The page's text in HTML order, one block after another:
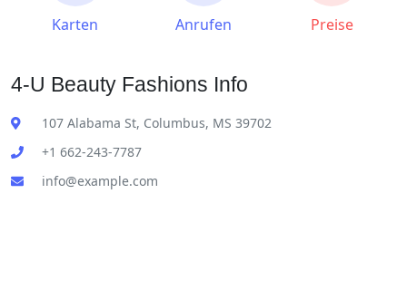
Karten Anrufen Preise
4-U Beauty Fashions Info
107 Alabama St, Columbus, MS 39702
+1 662-243-7787
info@example.com